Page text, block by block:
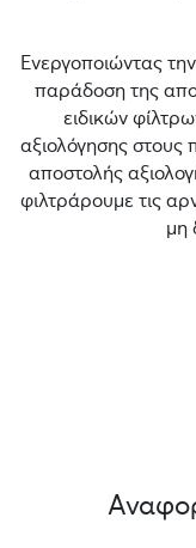
Ενεργοποιώντας
παράδοση της
ειδικών
αξιολόγησης
αποστολής
φιλτράρουμε τις
μη